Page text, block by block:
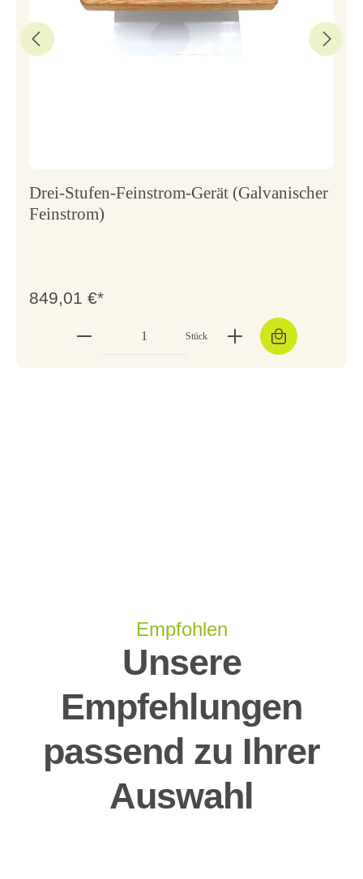
Drei-Stufen-Feinstrom-Gerät (Galvanischer
Feinstrom)
849,01 €*
Stück
Empfohlen
Unsere
Empfehlungen
passend zu Ihrer
Auswahl